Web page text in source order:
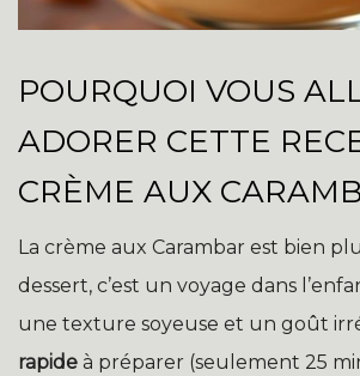
POURQUOI VOUS
ADORER CETTE
CRÈME AUX
La crème aux Carambar est bien
dessert, c’est un voyage dans
une texture soyeuse et un goût
rapide à préparer (seulement 25